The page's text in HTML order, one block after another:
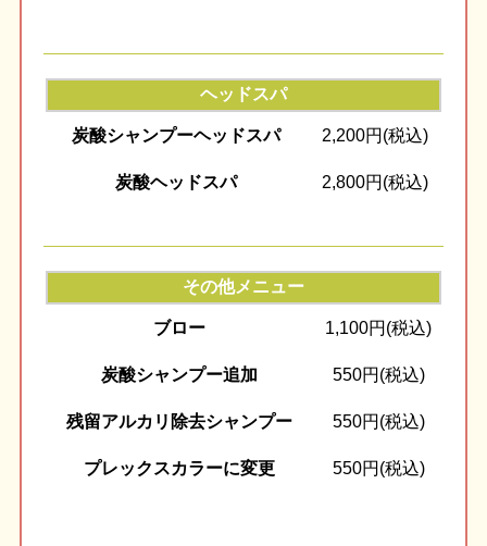
ヘッドスパ
炭酸シャンプーヘッドスパ 2,200円(税込)
炭酸ヘッドスパ 2,800円(税込)
その他メニュー
ブロー 1,100円(税込)
炭酸シャンプー追加 550円(税込)
残留アルカリ除去シャンプー 550円(税込)
プレックスカラーに変更 550円(税込)